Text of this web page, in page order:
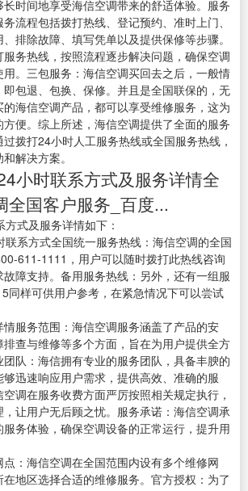
时间地享受海信空调带来的舒适体验。服务
流程包括拨打热线、登记预约、准时上门、
排除故障、填写凭单以及提供保修等步骤。
务热线，按照流程逐步解决问题，确保空调
。三包服务：海信空调买回去之后，一般情
包退、包换、保修。并且是全国联保的，无
海信空调产品，都可以享受维修服务，这为
便。综上所述，海信空调提供了全面的服务
拨打24小时人工服务热线或全国服务热线，
解决方案。
小时联系方式及服务详情全
全国客户服务_百度...
式及服务详情如下：
联系方式全国统一服务热线：海信空调的全国
611-1111，用户可以随时拨打此热线咨询
障支持。备用服务热线：另外，还有一组服
同样可供用户参考，在紧急情况下可以尝试
服务范围：海信空调服务涵盖了产品的安
查与维修等多个方面，旨在为用户提供全方
队：海信拥有专业的服务团队，具备丰腴的
迅速响应用户需求，提供高效、准确的服
调在服务收费方面严厉按照相关规定执行，
让用户无后顾之忧。服务承诺：海信空调承
务体验，确保空调设备的正常运行，提升用
：海信空调在全国范围内设有多个维修网
地区选择合适的维修服务。官方授权：为了